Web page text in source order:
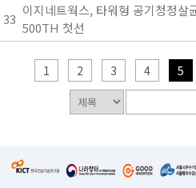
33
이지네트웍스, 타워형 공기청정
500TH 첫선
1 2 3 4 5